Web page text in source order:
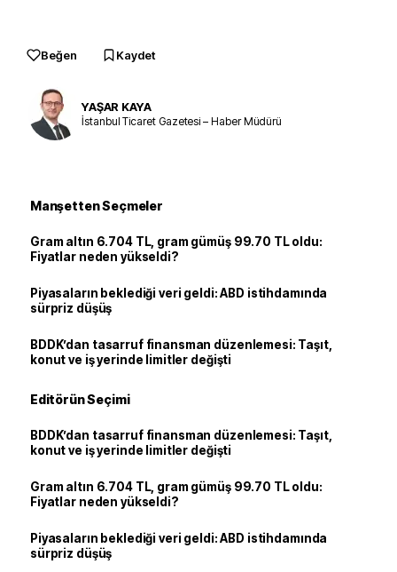
Beğen Kaydet
YAŞAR KAYA
İstanbul Ticaret Gazetesi – Haber Müdürü
Manşetten Seçmeler
Gram altın 6.704 TL, gram gümüş 99.70 TL oldu:
Fiyatlar neden yükseldi?
Piyasaların beklediği veri geldi: ABD istihdamında
sürpriz düşüş
BDDK’dan tasarruf finansman düzenlemesi: Taşıt,
konut ve iş yerinde limitler değişti
Editörün Seçimi
BDDK’dan tasarruf finansman düzenlemesi: Taşıt,
konut ve iş yerinde limitler değişti
Gram altın 6.704 TL, gram gümüş 99.70 TL oldu:
Fiyatlar neden yükseldi?
Piyasaların beklediği veri geldi: ABD istihdamında
sürpriz düşüş